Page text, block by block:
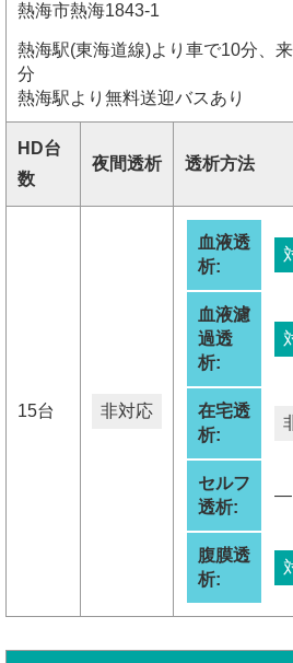
熱海市熱海1843-1
熱海駅(東海道線)より車で10分、
分
熱海駅より無料送迎バスあり
HD台
数
夜間透析 透析方法
15台 非対応
血液透
析:
血液濾
過透
析:
在宅透
析:
セルフ
透析:
―
腹膜透
析: